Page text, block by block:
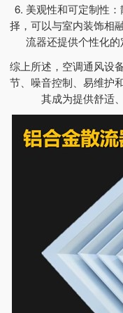
6. 美观性和可定制性
择，可以与室内装饰相
流器还提供个性化的
综上所述，空调通风设
节、噪音控制、易维护
其成为提供舒适